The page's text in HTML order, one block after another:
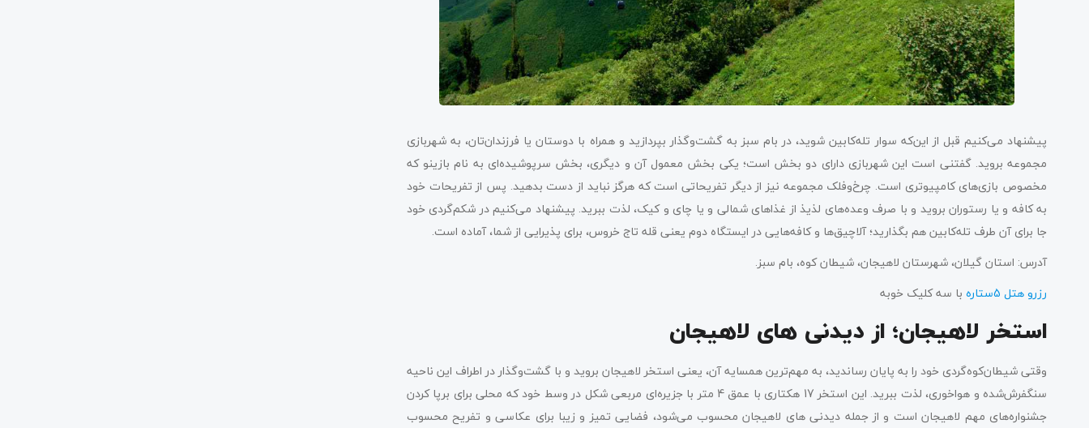
پیشنهاد می‌کنیم قبل از این‌که سوار تله‌کابین شوید، در بام سبز به گشت‌وگذار بپردازید و همراه با دوستان یا فرزندان‌تان، به شهربازی
مجموعه بروید. گفتنی است این شهربازی دارای دو بخش است؛ یکی بخش معمول آن و دیگری، بخش سرپوشیده‌ای به نام بازینو که
مخصوص بازی‌های کامپیوتری است. چرخ‌وفلک مجموعه نیز از دیگر تفریحاتی است که هرگز نباید از دست بدهید. پس از تفریحات خود
به کافه و یا رستوران بروید و با صرف وعده‌های لذیذ از غذاهای شمالی و یا چای و کیک، لذت ببرید. پیشنهاد می‌کنیم در شکم‌گردی خود
جا برای آن طرف تله‌کابین هم بگذارید؛ آلاچیق‌ها و کافه‌هایی در ایستگاه دوم یعنی قله تاج خروس، برای پذیرایی از شما، آماده است.
آدرس: استان گیلان، شهرستان لاهیجان، شیطان کوه، بام سبز.
رزرو هتل 5ستاره
با سه کلیک خوبه
استخر لاهیجان؛ از دیدنی های لاهیجان
وقتی شیطان‌کوه‌گردی خود را به پایان رساندید، به مهم‌ترین همسایه آن، یعنی استخر لاهیجان بروید و با گشت‌وگذار در اطراف این ناحیه
سنگفرش‌شده و هواخوری، لذت ببرید. این استخر 17 هکتاری با عمق 4 متر با جزیره‌ای مربعی شکل در وسط خود که محلی برای برپا کردن
جشنواره‌های مهم لاهیجان است و از جمله دیدنی های لاهیجان محسوب می‌شود، فضایی تمیز و زیبا برای عکاسی و تفریح محسوب